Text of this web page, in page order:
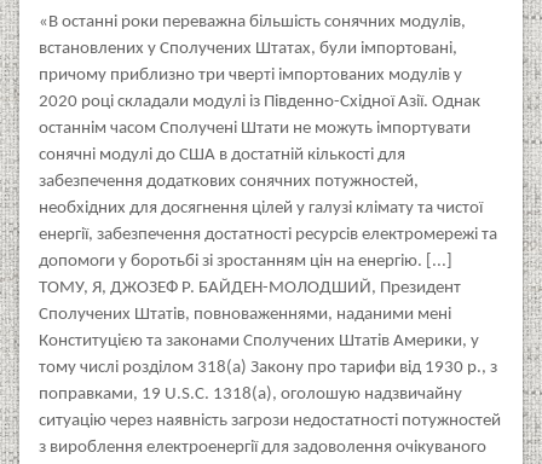
«В останні роки переважна більшість сонячних модулів,
встановлених у Сполучених Штатах, були імпортовані,
причому приблизно три чверті імпортованих модулів у
2020 році складали модулі із Південно-Східної Азії. Однак
останнім часом Сполучені Штати не можуть імпортувати
сонячні модулі до США в достатній кількості для
забезпечення додаткових сонячних потужностей,
необхідних для досягнення цілей у галузі клімату та чистої
енергії, забезпечення достатності ресурсів електромережі та
допомоги у боротьбі зі зростанням цін на енергію. [...]
ТОМУ, Я, ДЖОЗЕФ Р. БАЙДЕН-МОЛОДШИЙ, Президент
Сполучених Штатів, повноваженнями, наданими мені
Конституцією та законами Сполучених Штатів Америки, у
тому числі розділом 318(а) Закону про тарифи від 1930 р., з
поправками, 19 U.S.C. 1318(a), оголошую надзвичайну
ситуацію через наявність загрози недостатності потужностей
з вироблення електроенергії для задоволення очікуваного